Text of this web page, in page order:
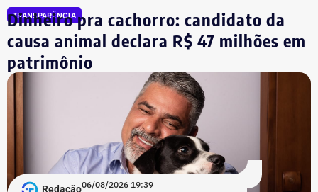
TRANSPARÊNCIA
Dinheiro pra cachorro: candidato da
causa animal declara R$ 47 milhões em
patrimônio
Redação06/08/2026 19:39